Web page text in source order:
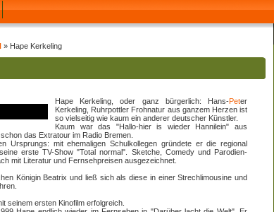
» Hape Kerkeling
Hape Kerkeling, oder ganz bürgerlich: Hans-Peter
Kerkeling, Ruhrpottler Frohnatur aus ganzem Herzen ist
so vielseitig wie kaum ein anderer deutscher Künstler.
Kaum war das "Hallo-hier is wieder Hannilein" aus
das Extratour im Radio Bremen.
Ursprungs: mit ehemaligen Schulkollegen gründete er die regional
erste TV-Show "Total normal". Sketche, Comedy und Parodien-
mit Literatur und Fernsehpreisen ausgezeichnet.
Königin Beatrix und ließ sich als diese in einer Strechlimousine und
seinem ersten Kinofilm erfolgreich.